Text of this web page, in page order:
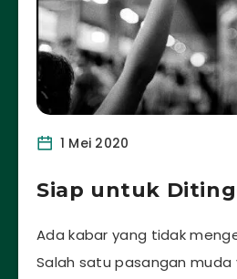
1 Mei 2020
Siap untuk
Ada kabar yang tidak
Salah satu pasangan muda